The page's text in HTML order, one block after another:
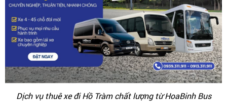
Dịch vụ thuê xe đi Hồ Tràm chất lượng từ HoaBinh Bus